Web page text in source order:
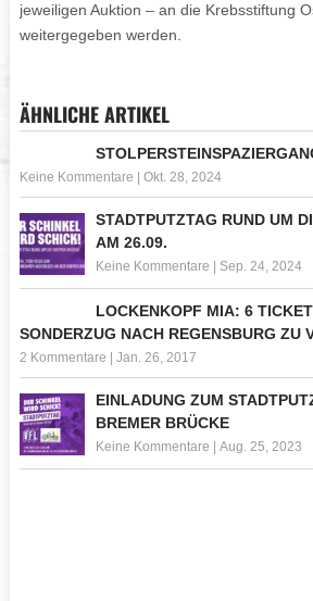
jeweiligen Auktion – an die Krebsstiftung
weitergegeben werden.
ÄHNLICHE ARTIKEL
Keine Kommentare Okt. 28, 2024
STADTPUTZTAG RUND UM
AM 26.09.
Keine Kommentare Sep. 24, 2024
LOCKENKOPF MIA: 6
SONDERZUG NACH REGENSBURG ZU
2 Kommentare Jan. 26, 2017
EINLADUNG ZUM
BREMER BRÜCKE
Keine Kommentare Aug. 25, 2023